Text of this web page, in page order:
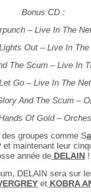
Bonus CD :
– Live In The
Out – Live In
The Scum – Live In
Go – Live In The
And The Scum –
Of Gold –
groupes comme S
et maintenant leur
année de DELAIN !
DELAIN sera sur
et KOBRA